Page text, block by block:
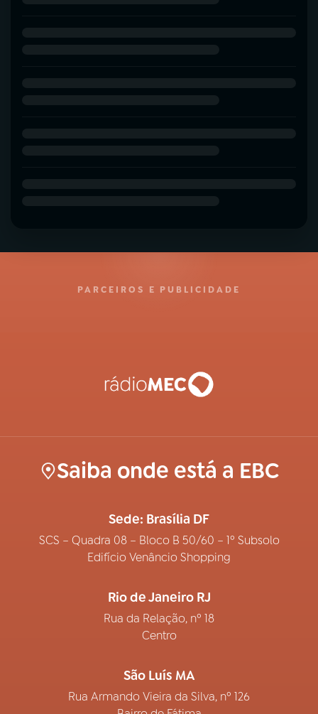
PARCEIROS E PUBLICIDADE
Saiba onde está a EBC
Sede: Brasília DF
SCS – Quadra 08 – Bloco B 50/60 – 1º Subsolo
Edifício Venâncio Shopping
Rio de Janeiro RJ
Rua da Relação, nº 18
Centro
São Luís MA
Rua Armando Vieira da Silva, nº 126